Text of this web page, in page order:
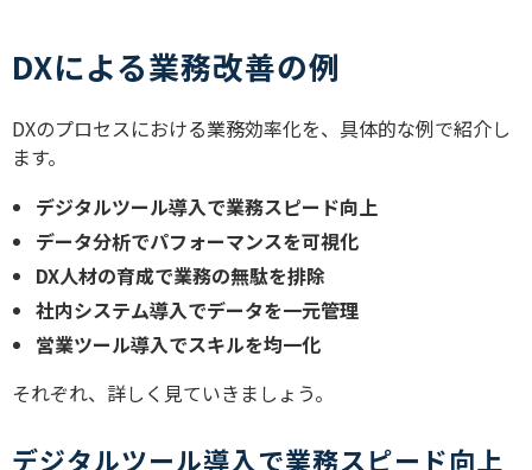
DXによる業務改善の例
DXのプロセスにおける業務効率化を、具体的な例で紹介し
ます。
デジタルツール導入で業務スピード向上
データ分析でパフォーマンスを可視化
DX人材の育成で業務の無駄を排除
社内システム導入でデータを一元管理
営業ツール導入でスキルを均一化
それぞれ、詳しく見ていきましょう。
デジタルツール導入で業務スピード向上